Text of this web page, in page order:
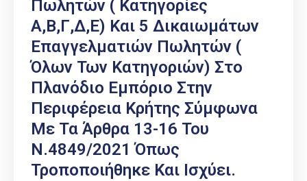
Πωλητών ( Κατηγορίες
Α,Β,Γ,Δ,Ε) Και 5 Δικαιωμάτων
Επαγγελματιών Πωλητών (
Όλων Των Κατηγοριών) Στο
Πλανόδιο Εμπόριο Στην
Περιφέρεια Κρήτης Σύμφωνα
Με Τα Άρθρα 13-16 Του
Ν.4849/2021 Όπως
Τροποποιήθηκε Και Ισχύει.